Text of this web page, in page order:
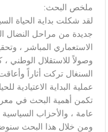
ملخص البحث:
لقد شكلت بداية الحياة
جديدة من مراحل النضال
الاستعماري المباشر ،
وصولاً للاستقلال الوطني ،
السنغال تركت أثاراً
عملية البداية الاعتيادية
تكمن أهمية البحث في
عامة ، والأحزاب السياسية
ومن خلال هذا البحث